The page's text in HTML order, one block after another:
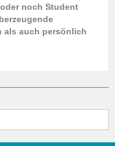
noch Student
als auch persönlich